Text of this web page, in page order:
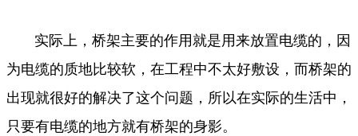
实际上，桥架主要的作用就是用来放置电缆的，因
为电缆的质地比较软，在工程中不太好敷设，而桥架的
出现就很好的解决了这个问题，所以在实际的生活中，
只要有电缆的地方就有桥架的身影。